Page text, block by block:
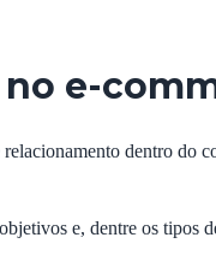
e-
dentro do
e, dentre os